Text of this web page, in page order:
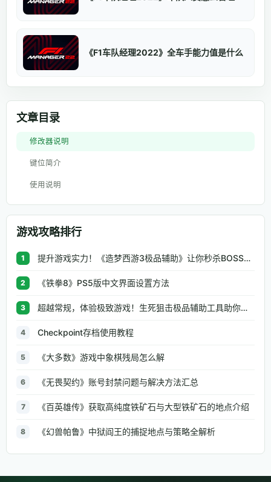
《F1车队经理2022》全车手能力值是什么
文章目录
修改器说明
键位简介
使用说明
游戏攻略排行
1 提升游戏实力！《造梦西游3极品辅助》让你秒杀BOSS、逆天属性一键修改
2 《铁拳8》PS5版中文界面设置方法
3 超越常规，体验极致游戏！生死狙击极品辅助工具助你无往不利
4 Checkpoint存档使用教程
5 《大多数》游戏中象棋残局怎么解
6 《无畏契约》账号封禁问题与解决方法汇总
7 《百英雄传》获取高纯度铁矿石与大型铁矿石的地点介绍
8 《幻兽帕鲁》中狱阎王的捕捉地点与策略全解析